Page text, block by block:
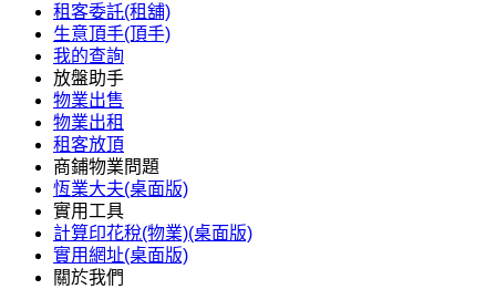
租客委託(租舖)
生意頂手(頂手)
我的查詢
放盤助手
物業出售
物業出租
租客放頂
商鋪物業問題
恆業大夫(桌面版)
實用工具
計算印花稅(物業)(桌面版)
實用網址(桌面版)
關於我們